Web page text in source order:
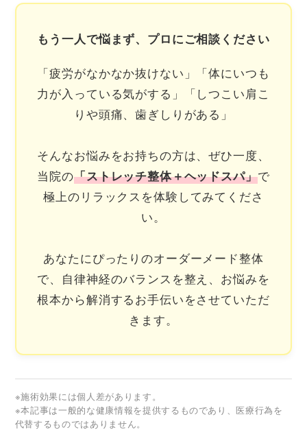
もう一人で悩まず、プロにご相談ください
「疲労がなかなか抜けない」「体にいつも
力が入っている気がする」「しつこい肩こ
りや頭痛、歯ぎしりがある」
そんなお悩みをお持ちの方は、ぜひ一度、
当院の「ストレッチ整体＋ヘッドスパ」で
極上のリラックスを体験してみてくださ
い。
あなたにぴったりのオーダーメード整体
で、自律神経のバランスを整え、お悩みを
根本から解消するお手伝いをさせていただ
きます。
※施術効果には個人差があります。
※本記事は一般的な健康情報を提供するものであり、医療行為を
代替するものではありません。